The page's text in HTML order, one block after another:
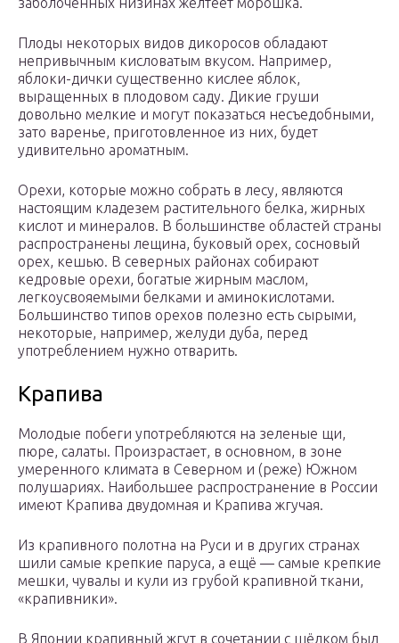
Плоды некоторых видов дикоросов обладают
непривычным кисловатым вкусом. Например,
яблоки-дички существенно кислее яблок,
выращенных в плодовом саду. Дикие груши
довольно мелкие и могут показаться несъедобными,
зато варенье, приготовленное из них, будет
удивительно ароматным.
Орехи, которые можно собрать в лесу, являются
настоящим кладезем растительного белка, жирных
кислот и минералов. В большинстве областей страны
распространены лещина, буковый орех, сосновый
орех, кешью. В северных районах собирают
кедровые орехи, богатые жирным маслом,
легкоусвояемыми белками и аминокислотами.
Большинство типов орехов полезно есть сырыми,
некоторые, например, желуди дуба, перед
употреблением нужно отварить.
Крапива
Молодые побеги употребляются на зеленые щи,
пюре, салаты. Произрастает, в основном, в зоне
умеренного климата в Северном и (реже) Южном
полушариях. Наибольшее распространение в России
имеют Крапива двудомная и Крапива жгучая.
Из крапивного полотна на Руси и в других странах
шили самые крепкие паруса, а ещё — самые крепкие
мешки, чувалы и кули из грубой крапивной ткани,
«крапивники».
В Японии крапивный жгут в сочетании с шёлком был